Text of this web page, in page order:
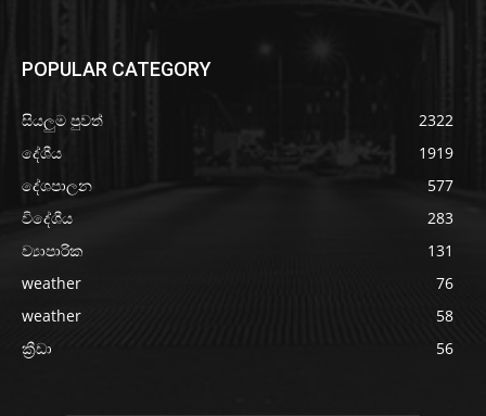
POPULAR CATEGORY
සියලුම පුවත්
2322
දේශීය
1919
දේශපාලන
577
විදේශීය
283
ව්‍යාපාරික
131
weather
76
weather
58
ක්‍රීඩා
56